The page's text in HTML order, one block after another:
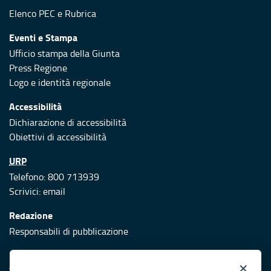
Elenco PEC e Rubrica
Eventi e Stampa
Ufficio stampa della Giunta
Press Regione
Logo e identità regionale
Accessibilità
Dichiarazione di accessibilità
Obiettivi di accessibilità
URP
Telefono: 800 713939
Scrivici:email
Redazione
Responsabili di pubblicazione
Protezione civile
×